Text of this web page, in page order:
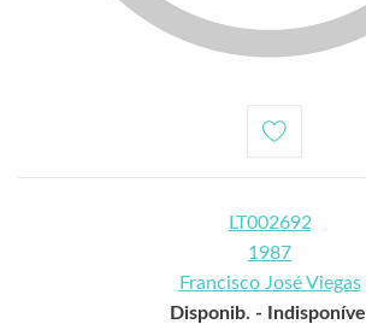
LT002692
1987
Francisco José Viegas
Disponib. -
Indisponível